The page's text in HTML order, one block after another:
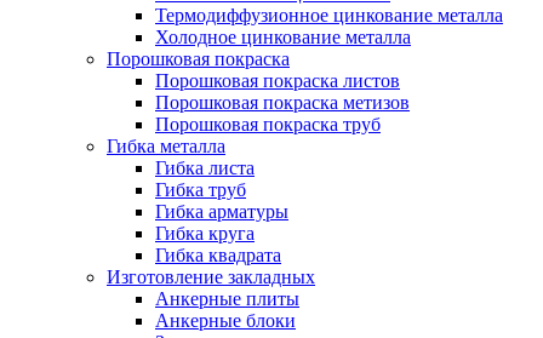
Термодиффузионное цинкование металла
Холодное цинкование металла
Порошковая покраска
Порошковая покраска листов
Порошковая покраска метизов
Порошковая покраска труб
Гибка металла
Гибка листа
Гибка труб
Гибка арматуры
Гибка круга
Гибка квадрата
Изготовление закладных
Анкерные плиты
Анкерные блоки